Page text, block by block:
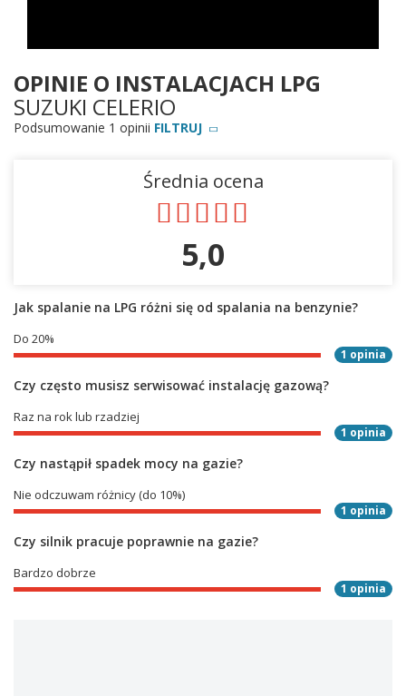
OPINIE O INSTALACJACH LPG
SUZUKI CELERIO
Podsumowanie 1 opinii FILTRUJ
Średnia ocena
5,0
Jak spalanie na LPG różni się od spalania na benzynie?
Do 20%
1 opinia
Czy często musisz serwisować instalację gazową?
Raz na rok lub rzadziej
1 opinia
Czy nastąpił spadek mocy na gazie?
Nie odczuwam różnicy (do 10%)
1 opinia
Czy silnik pracuje poprawnie na gazie?
Bardzo dobrze
1 opinia